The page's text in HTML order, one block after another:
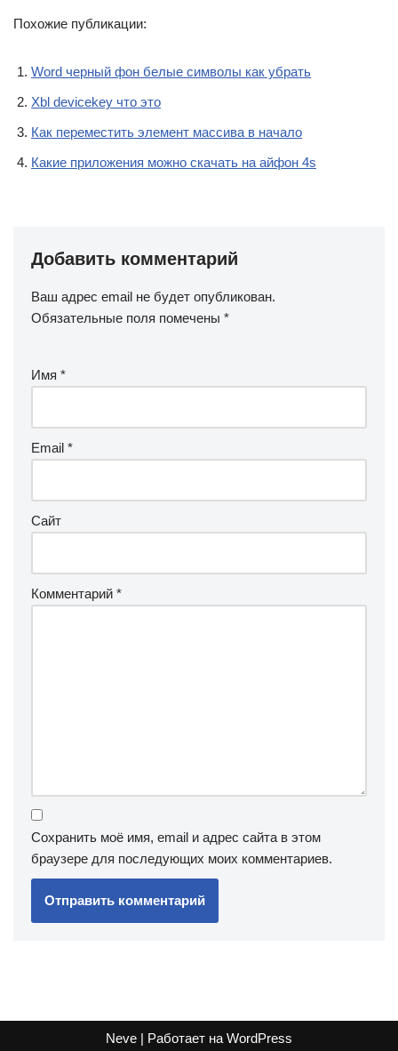
Похожие публикации:
Word черный фон белые символы как убрать
Xbl devicekey что это
Как переместить элемент массива в начало
Какие приложения можно скачать на айфон 4s
Добавить комментарий
Ваш адрес email не будет опубликован.
Обязательные поля помечены *
Имя *
Email *
Сайт
Комментарий *
Сохранить моё имя, email и адрес сайта в этом
браузере для последующих моих комментариев.
Neve | Работает на WordPress